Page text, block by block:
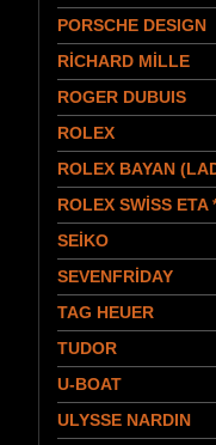
PORSCHE DESIGN
RİCHARD MİLLE
ROGER DUBUIS
ROLEX
ROLEX BAYAN
ROLEX SWİSS ETA
SEİKO
SEVENFRİDAY
TAG HEUER
TUDOR
U-BOAT
ULYSSE NARDIN